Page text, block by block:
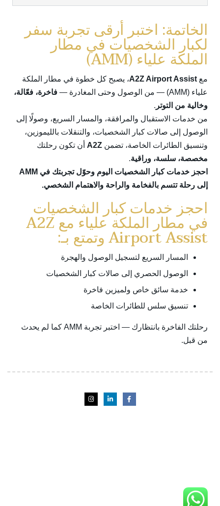
الخاتمة: اختبر أرقى تجربة سفر
لكبار الشخصيات في مطار
الملكة علياء (AMM)
مع A2Z Airport Assist، يصبح كل خطوة في مطار الملكة
علياء (AMM)
— من الوصول وحتى المغادرة — فاخرة، فعّالة،
وخالية من التوتر .
من خدمات الاستقبال والمرافقة، والمسار السريع، وصولًا إلى
الوصول إلى صالات كبار الشخصيات، والتنقلات بالليموزين،
وتنسيق الطائرات الخاصة، تضمن A2Z أن تكون رحلتك
مخصصة، سلسة، وراقية.
احجز خدمات كبار الشخصيات اليوم وحوّل تجربتك في AMM
إلى رحلة تتسم بالفخامة والراحة والاهتمام الشخصي.
احجز خدمات كبار الشخصيات
في مطار الملكة علياء مع A2Z
Airport Assist وتمتع بـ:
المسار السريع لتسجيل الوصول والهجرة
الوصول الحصري إلى صالات كبار الشخصيات
خدمة سائق خاص ولميزين فاخرة
تنسيق سلس للطائرات الخاصة
رحلتك الفاخرة بانتظارك — اختبر تجربة AMM كما لم يحدث
من قبل.